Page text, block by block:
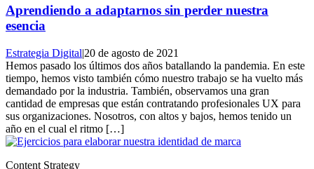
Aprendiendo a adaptarnos sin perder nuestra
esencia
Estrategia Digital|20 de agosto de 2021
Hemos pasado los últimos dos años batallando la pandemia. En este
tiempo, hemos visto también cómo nuestro trabajo se ha vuelto más
demandado por la industria. También, observamos una gran
cantidad de empresas que están contratando profesionales UX para
sus organizaciones. Nosotros, con altos y bajos, hemos tenido un
año en el cual el ritmo […]
Content Strategy